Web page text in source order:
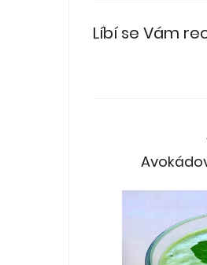
Líbí se Vám